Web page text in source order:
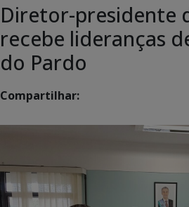
Diretor-presidente
recebe lideranças
do Pardo
Compartilhar: